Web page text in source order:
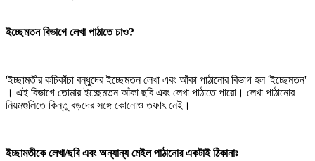
ইচ্ছেমতন বিভাগে লেখা পাঠাতে চাও?
'ইচ্ছামতীর কচিকাঁচা বন্ধুদের ইচ্ছেমতন লেখা এবং আঁকা পাঠানোর বিভাগ হল 'ইচ্ছেমতন'
। এই বিভাগে তোমার ইচ্ছেমতন আঁকা ছবি এবং লেখা পাঠাতে পারো। লেখা পাঠানোর
নিয়মগুলিতে কিন্তু বড়দের সঙ্গে কোনোও তফাৎ নেই।
ইচ্ছামতীকে লেখা/ছবি এবং অন্যান্য মেইল পাঠানোর একটাই ঠিকানাঃ